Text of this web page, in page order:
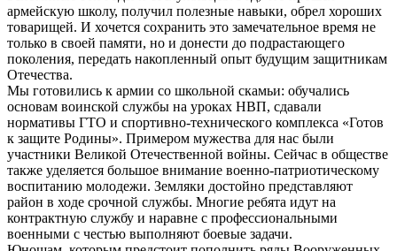
армейскую школу, получил полезные навыки, обрел хороших
товарищей. И хочется сохранить это замечательное время не
только в своей памяти, но и донести до подрастающего
поколения, передать накопленный опыт будущим защитникам
Отечества.
Мы готовились к армии со школьной скамьи: обучались
основам воинской службы на уроках НВП, сдавали
нормативы ГТО и спортивно-технического комплекса «Готов
к защите Родины». Примером мужества для нас были
участники Великой Отечественной войны. Сейчас в обществе
также уделяется большое внимание военно-патриотическому
воспитанию молодежи. Земляки достойно представляют
район в ходе срочной службы. Многие ребята идут на
контрактную службу и наравне с профессиональными
военными с честью выполняют боевые задачи.